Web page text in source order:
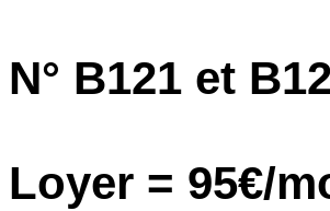
N° B121 et
Loyer = 95€/